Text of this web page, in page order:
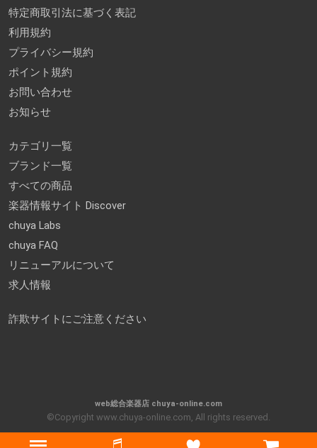
特定商取引法に基づく表記
利用規約
プライバシー規約
ポイント規約
お問い合わせ
お知らせ
カテゴリ一覧
ブランド一覧
すべての商品
楽器情報サイト Discover
chuya Labs
chuya FAQ
リニューアルについて
求人情報
詐欺サイトにご注意ください
web総合楽器店 chuya-online.com
©Copyright www.chuya-online.com, All rights reserved.
Menu